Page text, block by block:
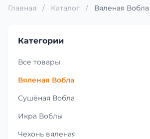
Главная / Каталог / Вяленая Вобла
Категории
Все товары
Вяленая Вобла
Сушёная Вобла
Икра Воблы
Чехонь вяленая